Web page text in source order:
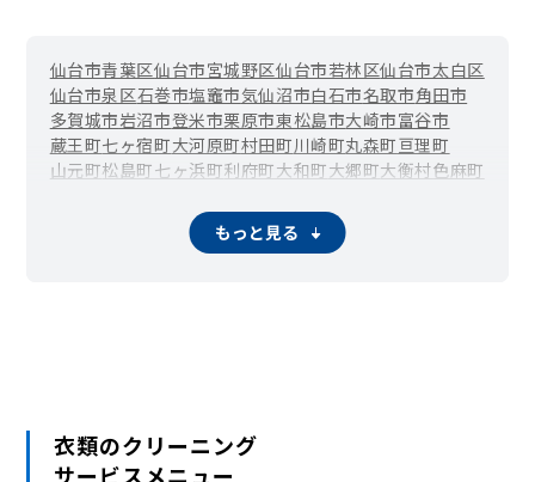
仙台市青葉区仙台市宮城野区仙台市若林区仙台市太白区
仙台市泉区石巻市塩竈市気仙沼市白石市名取市角田市
多賀城市岩沼市登米市栗原市東松島市大崎市富谷市
蔵王町七ヶ宿町大河原町村田町川崎町丸森町亘理町
山元町松島町七ヶ浜町利府町大和町大郷町大衡村色麻町
もっと見る
衣類のクリーニング
サービスメニュー